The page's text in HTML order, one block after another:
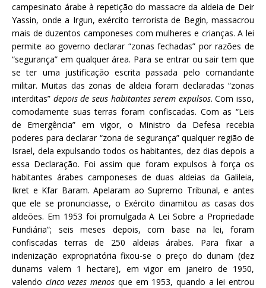
campesinato árabe à repetição do massacre da aldeia de Deir
Yassin, onde a Irgun, exército terrorista de Begin, massacrou
mais de duzentos camponeses com mulheres e crianças. A lei
permite ao governo declarar “zonas fechadas” por razões de
“segurança” em qualquer área. Para se entrar ou sair tem que
se ter uma justificação escrita passada pelo comandante
militar. Muitas das zonas de aldeia foram declaradas “zonas
interditas” depois de seus habitantes serem expulsos. Com isso,
comodamente suas terras foram confiscadas. Com as “Leis
de Emergência” em vigor, o Ministro da Defesa recebia
poderes para declarar “zona de segurança” qualquer região de
Israel, dela expulsando todos os habitantes, dez dias depois a
essa Declaração. Foi assim que foram expulsos à força os
habitantes árabes camponeses de duas aldeias da Galileia,
Ikret e Kfar Baram. Apelaram ao Supremo Tribunal, e antes
que ele se pronunciasse, o Exército dinamitou as casas dos
aldeões. Em 1953 foi promulgada A Lei Sobre a Propriedade
Fundiária”; seis meses depois, com base na lei, foram
confiscadas terras de 250 aldeias árabes. Para fixar a
indenização expropriatória fixou-se o preço do dunam (dez
dunams valem 1 hectare), em vigor em janeiro de 1950,
valendo cinco vezes menos que em 1953, quando a lei entrou